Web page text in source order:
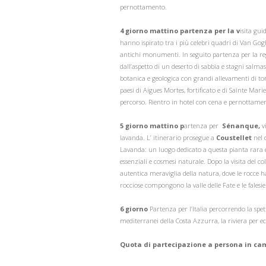
pernottamento.
4 giorno mattino partenza per la visita
hanno ispirato tra i più celebri quadri di Van
antichi monumenti. In seguito partenza per la
dall’aspetto di un deserto di sabbia e stagni
botanica e geologica con grandi allevamenti di
paesi di Aigues Mortes, fortificato e di Sainte
percorso. Rientro in hotel con cena e
5 giorno mattino partenza per Sénanque,
lavanda. L’ itinerario prosegue a Coustellet nel
Lavanda: un luogo dedicato a questa pianta
essenziali e cosmesi naturale. Dopo la visita del
autentica meraviglia della natura, dove le rocce
rocciose compongono la valle delle Fate e le
6 giorno Partenza per l’Italia percorrendo la
mediterranei della Costa Azzurra, la riviera per
Quota di partecipazione a persona in